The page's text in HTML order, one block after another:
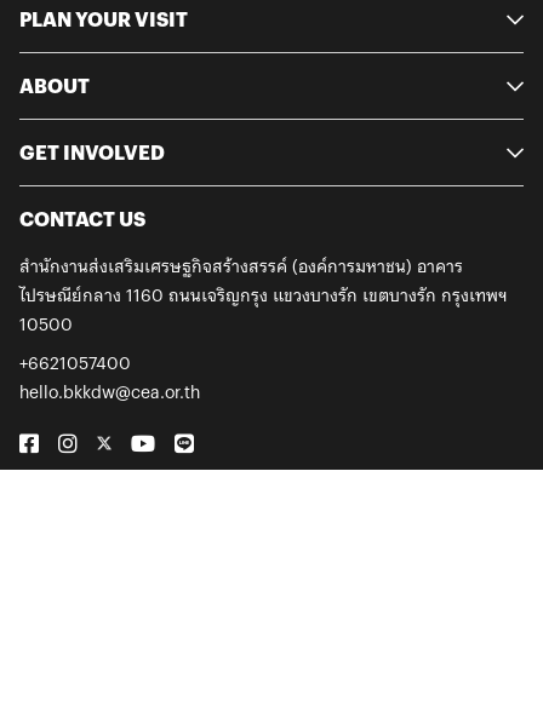
PLAN YOUR VISIT
ABOUT
GET INVOLVED
CONTACT US
สำนักงานส่งเสริมเศรษฐกิจสร้างสรรค์ (องค์การมหาชน) อาคาร
ไปรษณีย์กลาง 1160 ถนนเจริญกรุง แขวงบางรัก เขตบางรัก กรุงเทพฯ
10500
+6621057400
hello.bkkdw@cea.or.th